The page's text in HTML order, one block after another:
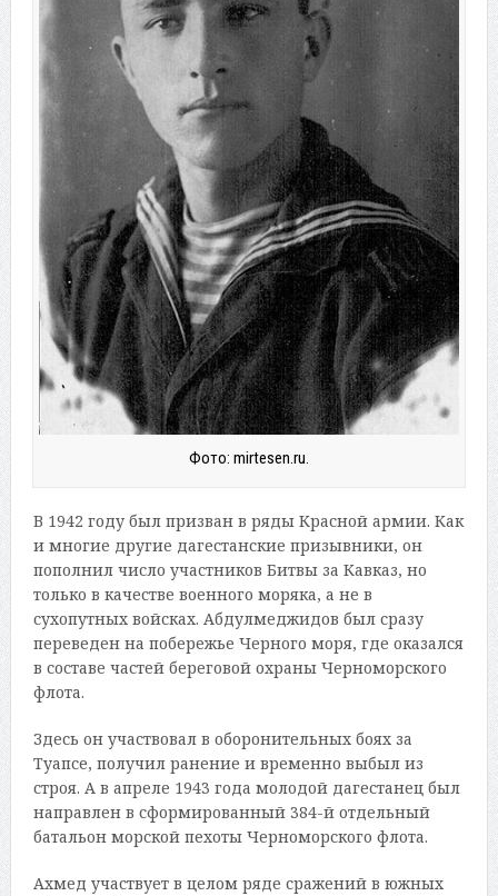
Фото: mirtesen.ru.
В 1942 году был призван в ряды Красной армии. Как
и многие другие дагестанские призывники, он
пополнил число участников Битвы за Кавказ, но
только в качестве военного моряка, а не в
сухопутных войсках. Абдулмеджидов был сразу
переведен на побережье Черного моря, где оказался
в составе частей береговой охраны Черноморского
флота.
Здесь он участвовал в оборонительных боях за
Туапсе, получил ранение и временно выбыл из
строя. А в апреле 1943 года молодой дагестанец был
направлен в сформированный 384-й отдельный
батальон морской пехоты Черноморского флота.
Ахмед участвует в целом ряде сражений в южных